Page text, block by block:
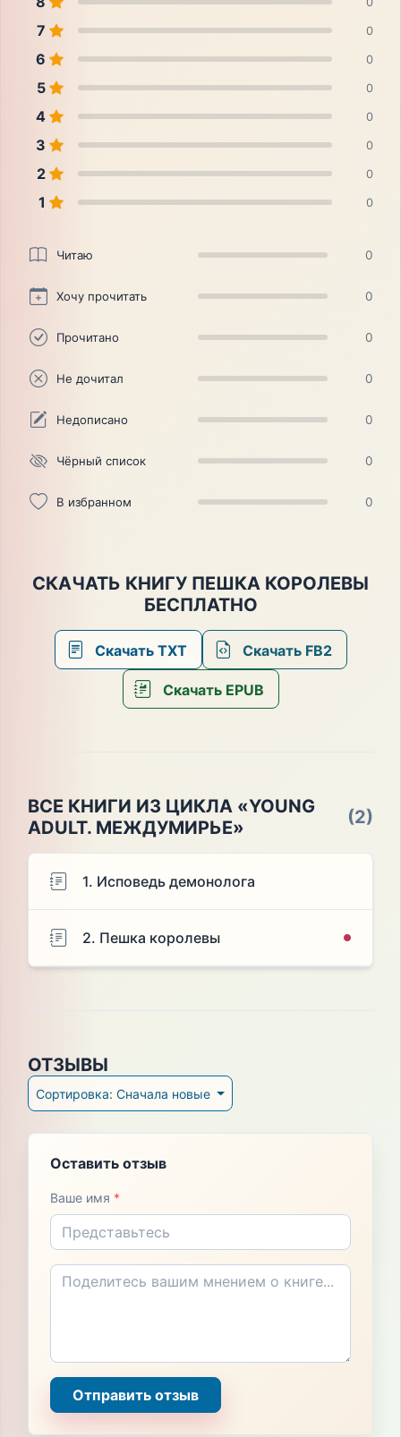
7 0
6 0
5 0
4 0
3 0
2 0
1 0
Читаю 0
Хочу прочитать 0
Прочитано 0
Не дочитал 0
Недописано 0
Чёрный список 0
В избранном 0
СКАЧАТЬ КНИГУ ПЕШКА КОРОЛЕВЫ
БЕСПЛАТНО
Скачать TXT Скачать FB2
Скачать EPUB
ВСЕ КНИГИ ИЗ ЦИКЛА «YOUNG
ADULT. МЕЖДУМИРЬЕ»
(2)
1. Исповедь демонолога
2. Пешка королевы
ОТЗЫВЫ
Сортировка: Сначала новые
Оставить отзыв
Ваше имя *
Отправить отзыв